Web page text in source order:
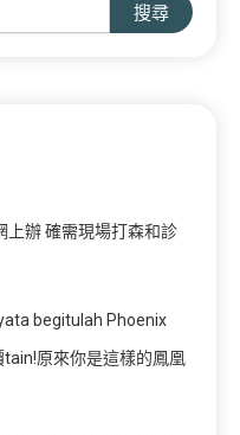
搜尋
上辦 確需現場打森和診
begitulah Phoenix
tain!原來你是這樣的鳳凰